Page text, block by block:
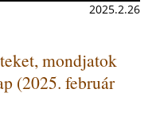
2025.2.26
mondjatok
(2025. február